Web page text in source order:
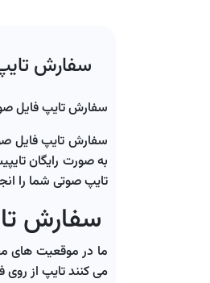
سفارش
سفارش تایپ فایل
سفارش تایپ فایل
به صورت رایگان
تایپ صوتی شما را
سفارش
ما در موقعیت های
می کنند تایپ از